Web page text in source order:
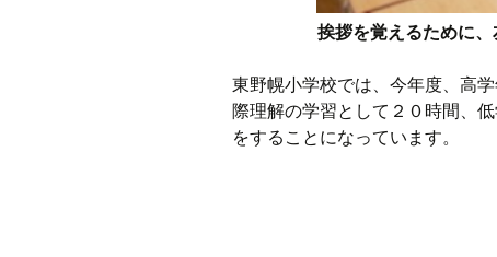
挨拶を覚えるために
東野幌小学校では、今年度、高
際理解の学習として２０時間、
をすることになっています。